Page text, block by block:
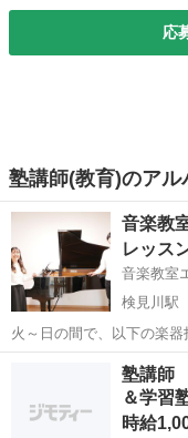
応
塾講師(教育)のア
音楽教
レッス
音楽教室
検見川駅
火～日の間で、以下の楽器
管楽器（フルート、オー
器（ヴァイオリン、ヴィ
外にも楽器指導が可能であ
千葉市 検見
塾講師
＆学習
時給